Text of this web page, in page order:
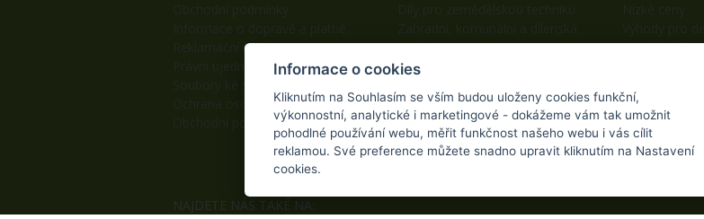
Reklamační řád
Ochrana osobních údajů
Obchodní podmínky B2B
technika
Snadný nákup
NAJDETE NÁS TAKÉ NA:
Informace o cookies
Kliknutím na Souhlasím se vším budou uloženy cookies funkční,
výkonnostní, analytické i marketingové - dokážeme vám tak umožnit
pohodlné používání webu, měřit funkčnost našeho webu i vás cílit
reklamou. Své preference můžete snadno upravit kliknutím na Nastavení
cookies.